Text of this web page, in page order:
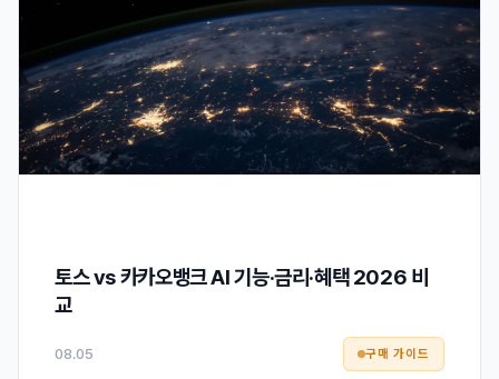
토스 vs 카카오뱅크 AI 기능·금리·혜택 2026 비
교
08.05 구매 가이드